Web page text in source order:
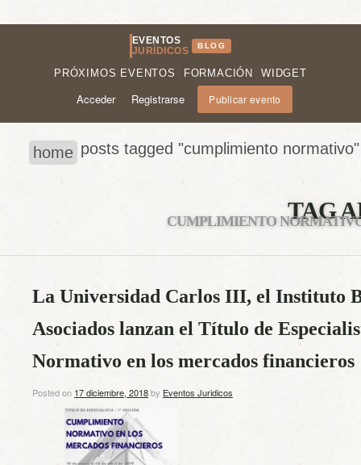
EVENTOS
JURÍDICOS
BLOG
PRÓXIMOS EVENTOS FORMACIÓN WIDGET
Acceder Registrarse Publicar evento
home posts tagged "cumplimiento normativo"
TAG
CUMPLIMIENTO
La Universidad Carlos III, el Instituto
Asociados lanzan el Título de
Normativo en los mercados financieros
Posted on 17 diciembre, 2018by Eventos Juridicos